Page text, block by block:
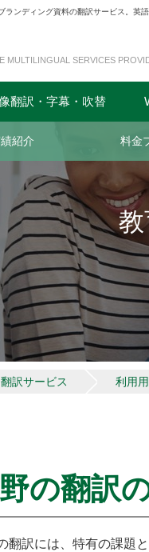
ンディング資料の翻訳サービス。英
MULTILINGUAL SERVICES
紹介 料金
翻訳・字幕・吹替
翻訳サービス 利用
の翻訳
翻訳には、特有の課題